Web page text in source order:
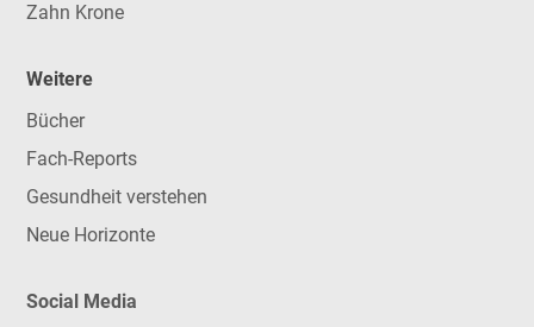
Zahn Krone
Weitere
Bücher
Fach-Reports
Gesundheit verstehen
Neue Horizonte
Social Media